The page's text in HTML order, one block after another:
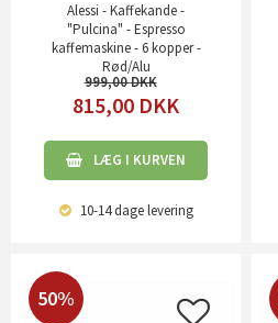
Alessi - Kaffekande -
"Pulcina" - Espresso
kaffemaskine - 6 kopper -
Rød/Alu
999,00
815,00 DKK
LÆG I KURVEN
10-14 dagelevering
50%